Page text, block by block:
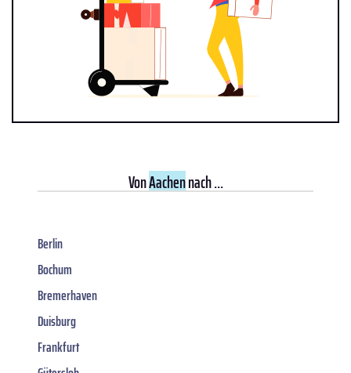
VonAachennach ...
Berlin
Bochum
Bremerhaven
Duisburg
Frankfurt